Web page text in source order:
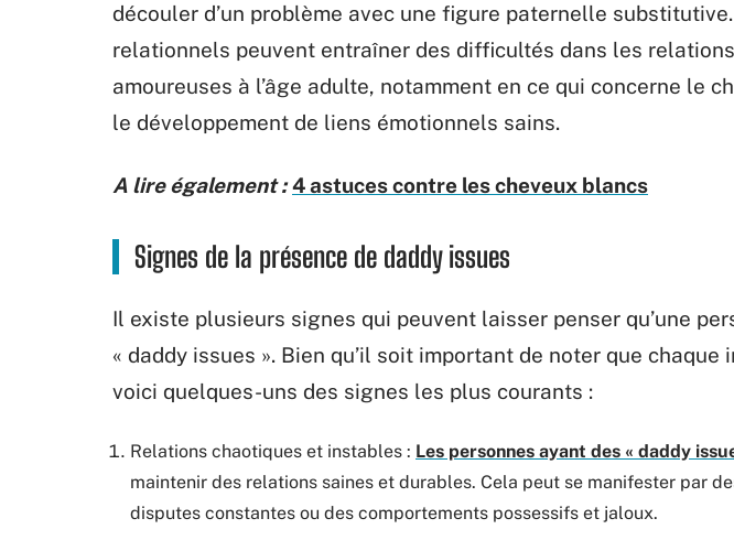
découler d’un problème avec une figure paternelle
relationnels peuvent entraîner des difficultés dans les
amoureuses à l’âge adulte, notamment en ce qui concerne le
le développement de liens émotionnels sains.
A lire également : 4 astuces contre les cheveux blancs
Signes de la présence de daddy issues
Il existe plusieurs signes qui peuvent laisser penser qu’une
« daddy issues ». Bien qu’il soit important de noter que
voici quelques-uns des signes les plus courants :
Relations chaotiques et instables : Les personnes ayant des « daddy
maintenir des relations saines et durables. Cela peut se manifester par
disputes constantes ou des comportements possessifs et jaloux.